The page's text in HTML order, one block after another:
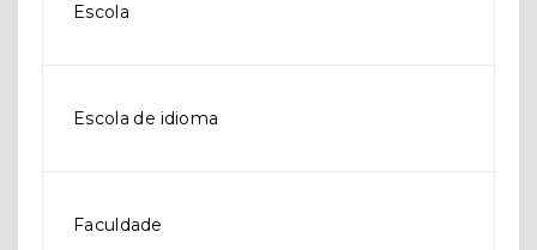
Escola
Escola de idioma
Faculdade